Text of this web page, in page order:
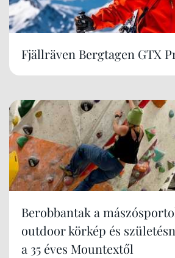
Fjällräven Bergtagen GTX
Berobbantak a
outdoor körkép és
a 35 éves Mountextől